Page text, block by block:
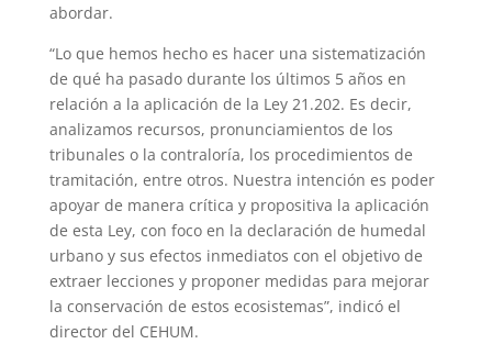
abordar.
“Lo que hemos hecho es hacer una sistematización
de qué ha pasado durante los últimos 5 años en
relación a la aplicación de la Ley 21.202. Es decir,
analizamos recursos, pronunciamientos de los
tribunales o la contraloría, los procedimientos de
tramitación, entre otros. Nuestra intención es poder
apoyar de manera crítica y propositiva la aplicación
de esta Ley, con foco en la declaración de humedal
urbano y sus efectos inmediatos con el objetivo de
extraer lecciones y proponer medidas para mejorar
la conservación de estos ecosistemas”, indicó el
director del CEHUM.